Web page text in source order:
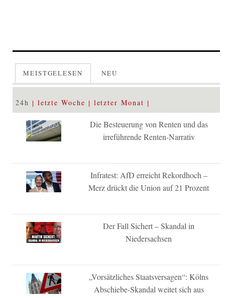
MEISTGELESEN NEU
24h letzte Woche letzter Monat
Die Besteuerung von Renten und das
irreführende Renten-Narrativ
Infratest: AfD erreicht Rekordhoch –
Merz drückt die Union auf 21 Prozent
Der Fall Sichert – Skandal in
Niedersachsen
„Vorsätzliches Staatsversagen“: Kölns
Abschiebe-Skandal weitet sich aus